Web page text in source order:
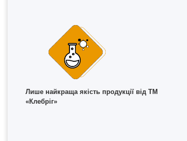
Лише найкраща якість продукції від ТМ
«Клебріг»